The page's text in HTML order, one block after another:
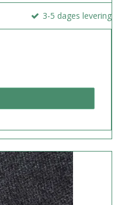
3-5 dages levering